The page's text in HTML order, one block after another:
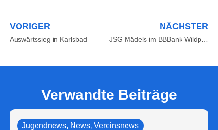
VORIGER
Auswärtssieg in Karlsbad
NÄCHSTER
JSG Mädels im BBBank Wildpark beim DFB-Supercup der Frauen
Verwandte Beiträge
Jugendnews, News, Vereinsnews